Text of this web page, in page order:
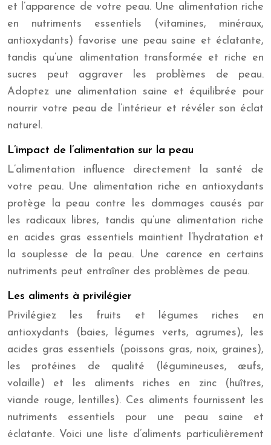
et l’apparence de votre peau. Une alimentation riche
en nutriments essentiels (vitamines, minéraux,
antioxydants) favorise une peau saine et éclatante,
tandis qu’une alimentation transformée et riche en
sucres peut aggraver les problèmes de peau.
Adoptez une alimentation saine et équilibrée pour
nourrir votre peau de l’intérieur et révéler son éclat
naturel.
L’impact de l’alimentation sur la peau
L’alimentation influence directement la santé de
votre peau. Une alimentation riche en antioxydants
protège la peau contre les dommages causés par
les radicaux libres, tandis qu’une alimentation riche
en acides gras essentiels maintient l’hydratation et
la souplesse de la peau. Une carence en certains
nutriments peut entraîner des problèmes de peau.
Les aliments à privilégier
Privilégiez les fruits et légumes riches en
antioxydants (baies, légumes verts, agrumes), les
acides gras essentiels (poissons gras, noix, graines),
les protéines de qualité (légumineuses, œufs,
volaille) et les aliments riches en zinc (huîtres,
viande rouge, lentilles). Ces aliments fournissent les
nutriments essentiels pour une peau saine et
éclatante. Voici une liste d’aliments particulièrement